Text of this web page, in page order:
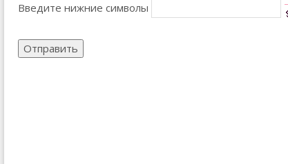
Введите нижние символы
Отправить